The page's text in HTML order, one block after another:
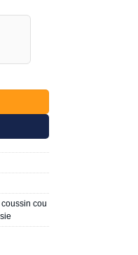
,coussin cou